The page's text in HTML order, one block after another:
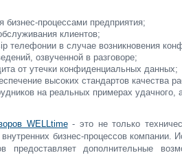
процессами предприятия;
клиентов;
телефонии в случае возникновения
озвученной в разговоре;
от утечки конфиденциальных данных;
высоких стандартов качества
на реальных примерах удачного,
WELLtime- это не только
бизнес-процессов компании.
предоставляет дополнительные